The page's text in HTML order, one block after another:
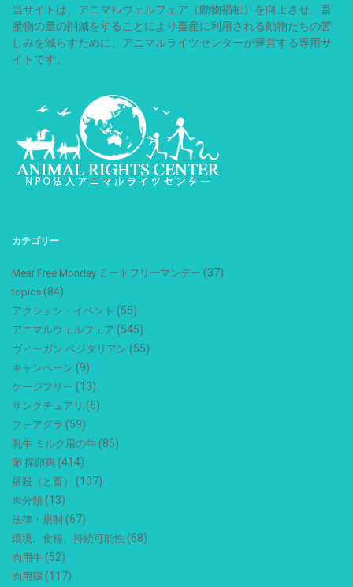
当サイトは、アニマルウェルフェア（動物福祉）を向上させ、畜
産物の量の削減をすることにより畜産に利用される動物たちの苦
しみを減らすために、アニマルライツセンターが運営する専用サ
イトです。
カテゴリー
Meat Free Monday ミートフリーマンデー (37)
topics (84)
アクション・イベント (55)
アニマルウェルフェア (545)
ヴィーガン ベジタリアン (55)
キャンペーン (9)
ケージフリー (13)
サンクチュアリ (6)
フォアグラ (59)
乳牛 ミルク用の牛 (85)
卵 採卵鶏 (414)
屠殺（と畜） (107)
未分類 (13)
法律・規制 (67)
環境、食糧、持続可能性 (68)
肉用牛 (52)
肉用鶏 (117)